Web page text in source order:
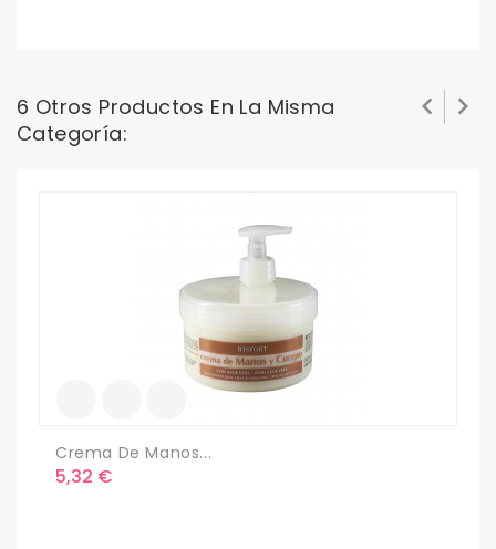
6 Otros Productos En La Misma
Categoría:
Crema De Manos...
Precio
5,32 €
 